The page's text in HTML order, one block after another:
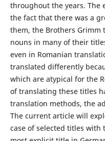
throughout the years. The
the fact that there was a
them, the Brothers
nouns in many of their
even in Romanian
translated differently
which are atypical for the
of translating these titles
translation methods, the
The current article will
case of selected titles